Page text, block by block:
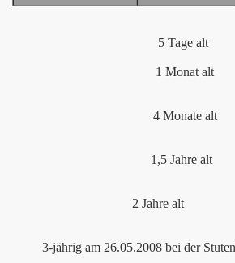
5 Tage alt
1 Monat alt
4 Monate alt
1,5 Jahre alt
2 Jahre alt
3-jährig am 26.05.2008 bei der